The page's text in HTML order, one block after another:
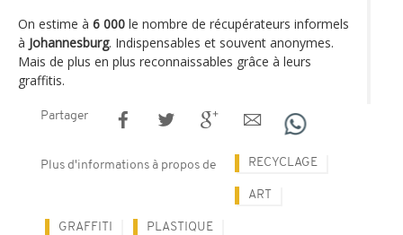
On estime à 6 000 le nombre de récupérateurs informels
à Johannesburg. Indispensables et souvent anonymes.
Mais de plus en plus reconnaissables grâce à leurs
graffitis.
Partager
Plus d'informations à propos de RECYCLAGE
ART
GRAFFITI PLASTIQUE